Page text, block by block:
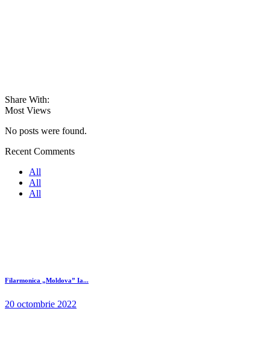
Share With:
Most Views
No posts were found.
Recent Comments
All
All
All
Filarmonica „Moldova” Ia...
20 octombrie 2022